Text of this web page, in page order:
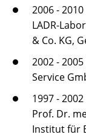
2006 -
LADR-
& Co. KG,
2002 -
Service
1997 -
Prof. Dr.
Institut für